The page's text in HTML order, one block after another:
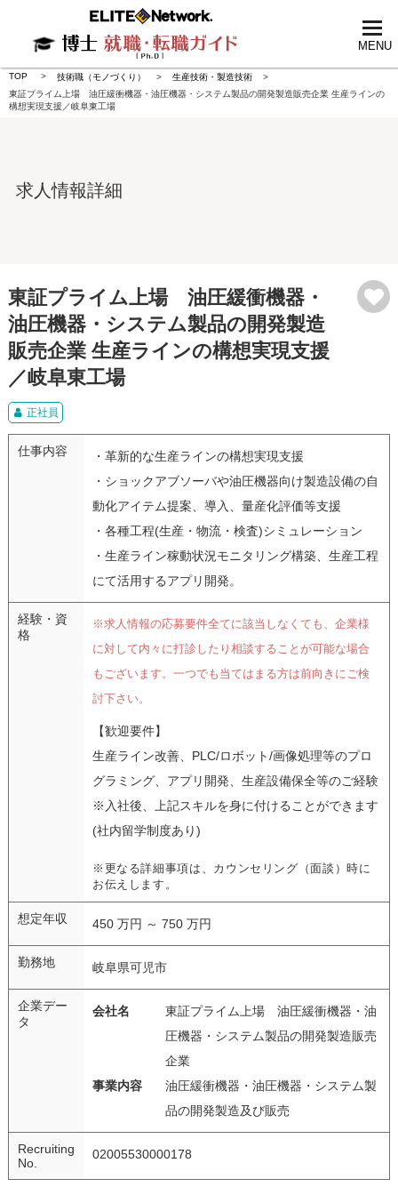
MENU
TOP 技術職（モノづくり）
生産技術・製造技術
東証プライム上場 油圧緩衝機器・油圧機器・システム製品の開発製造販売企業 生産ラインの
構想実現支援／岐阜東工場
求人情報詳細
東証プライム上場 油圧緩衝機器・
油圧機器・システム製品の開発製造
販売企業 生産ラインの構想実現支援
／岐阜東工場
正社員
仕事内容
・革新的な生産ラインの構想実現支援
・ショックアブソーバや油圧機器向け製造設備の自
動化アイテム提案、導入、量産化評価等支援
・各種工程(生産・物流・検査)シミュレーション
・生産ライン稼動状況モニタリング構築、生産工程
にて活用するアプリ開発。
経験・資
格
※求人情報の応募要件全てに該当しなくても、企業様
に対して内々に打診したり相談することが可能な場合
もございます。一つでも当てはまる方は前向きにご検
討下さい。
【歓迎要件】
生産ライン改善、PLC/ロボット/画像処理等のプロ
グラミング、アプリ開発、生産設備保全等のご経験
※入社後、上記スキルを身に付けることができます
(社内留学制度あり)
※更なる詳細事項は、カウンセリング（面談）時に
お伝えします。
想定年収 450 万円 ～ 750 万円
勤務地 岐阜県可児市
企業デー
タ
会社名
東証プライム上場 油圧緩衝機器・油
圧機器・システム製品の開発製造販売
企業
事業内容
油圧緩衝機器・油圧機器・システム製
品の開発製造及び販売
Recruiting
No.
02005530000178